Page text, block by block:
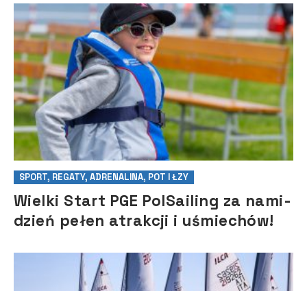
niespodzianek!
SPORT, REGATY, ADRENALINA, POT I ŁZY
Wielki Start PGE PolSailing za nami-
dzień pełen atrakcji i uśmiechów!